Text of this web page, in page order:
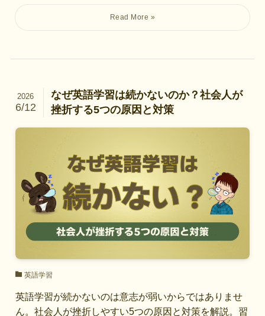
なぜ英語学習は続かないのか？社会人が
挫折する5つの原因と対策
2026
6/12
英語学習
英語学習が続かないのは意志が弱いからではありませ
ん。社会人が挫折しやすい5つの原因と対策を解説。習